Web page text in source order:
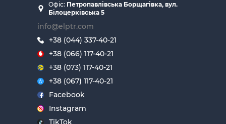
Офіс: Петропавлівська Борщагівка, вул.
Білоцерківська 5
info@elptr.com
+38 (044) 337-40-21
+38 (066) 117-40-21
+38 (073) 117-40-21
+38 (067) 117-40-21
Facebook
Instagram
TikTok